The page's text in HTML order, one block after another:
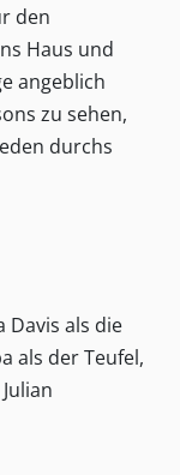
den
Haus und
angeblich
zu sehen,
durchs
Davis als die
als der Teufel,